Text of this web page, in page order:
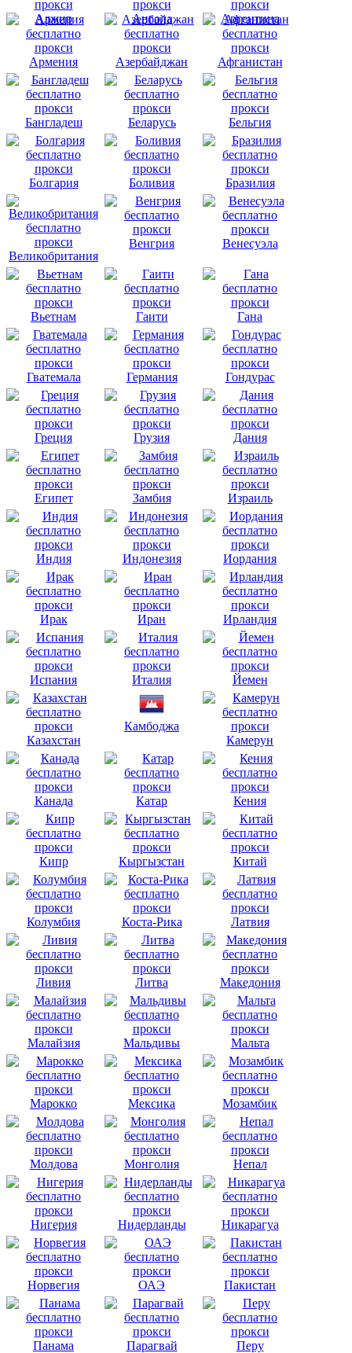
Алжир Ангола Аргентина
Армения Азербайджан Афганистан
Бангладеш Беларусь Бельгия
Болгария Боливия Бразилия
Великобритания
Венгрия Венесуэла
Вьетнам Гаити Гана
Гватемала Германия Гондурас
Греция Грузия Дания
Египет Замбия Израиль
Индия Индонезия Иордания
Ирак Иран Ирландия
Испания Италия Йемен
Казахстан
Камбоджа
Камерун
Канада Катар Кения
Кипр Кыргызстан Китай
Колумбия Коста-Рика Латвия
Ливия Литва Македония
Малайзия Мальдивы Мальта
Марокко Мексика Мозамбик
Молдова Монголия Непал
Нигерия Нидерланды Никарагуа
Норвегия ОАЭ Пакистан
Панама Парагвай Перу